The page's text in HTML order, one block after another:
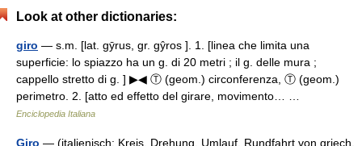
Look at other dictionaries:
giro — s.m. [lat. gȳrus, gr. gŷros ]. 1. [linea che limita una
superficie: lo spiazzo ha un g. di 20 metri ; il g. delle mura ;
cappello stretto di g. ] ▶◀ Ⓣ (geom.) circonferenza, Ⓣ (geom.)
perimetro. 2. [atto ed effetto del girare, movimento… …
Enciclopedia Italiana
Giro — (italienisch: Kreis, Drehung, Umlauf, Rundfahrt von griech.